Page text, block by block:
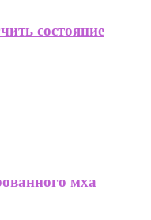
состояние
мха